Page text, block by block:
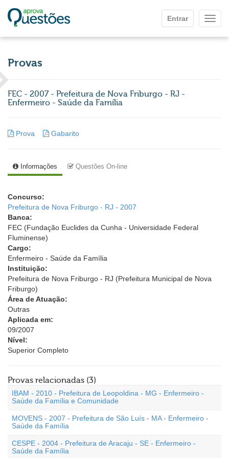
Entrar
Provas
FEC - 2007 - Prefeitura de Nova Friburgo - RJ -
Enfermeiro - Saúde da Família
Prova Gabarito
Informações Questões On-line
Concurso:
Prefeitura de Nova Friburgo - RJ - 2007
Banca:
FEC (Fundação Euclides da Cunha - Universidade Federal
Fluminense)
Cargo:
Enfermeiro - Saúde da Família
Instituição:
Prefeitura de Nova Friburgo - RJ (Prefeitura Municipal de Nova
Friburgo)
Área de Atuação:
Outras
Aplicada em:
09/2007
Nível:
Superior Completo
Provas relacionadas (3)
IBAM - 2010 - Prefeitura de Leopoldina - MG - Enfermeiro -
Saúde da Família e Comunidade
MOVENS - 2007 - Prefeitura de São Luís - MA - Enfermeiro -
Saúde da Família
CESPE - 2004 - Prefeitura de Aracaju - SE - Enfermeiro -
Saúde da Família